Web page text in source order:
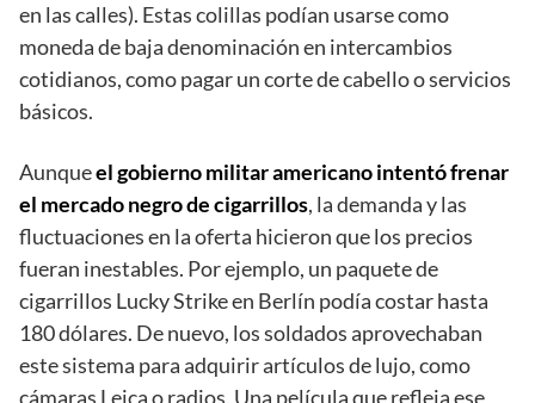
en las calles). Estas colillas podían usarse como
moneda de baja denominación en intercambios
cotidianos, como pagar un corte de cabello o servicios
básicos.
Aunqueel gobierno militar americano intentó frenar
el mercado negro de cigarrillos, la demanda y las
fluctuaciones en la oferta hicieron que los precios
fueran inestables. Por ejemplo, un paquete de
cigarrillos Lucky Strike en Berlín podía costar hasta
180 dólares. De nuevo, los soldados aprovechaban
este sistema para adquirir artículos de lujo, como
cámaras Leica o radios. Una película que refleja ese